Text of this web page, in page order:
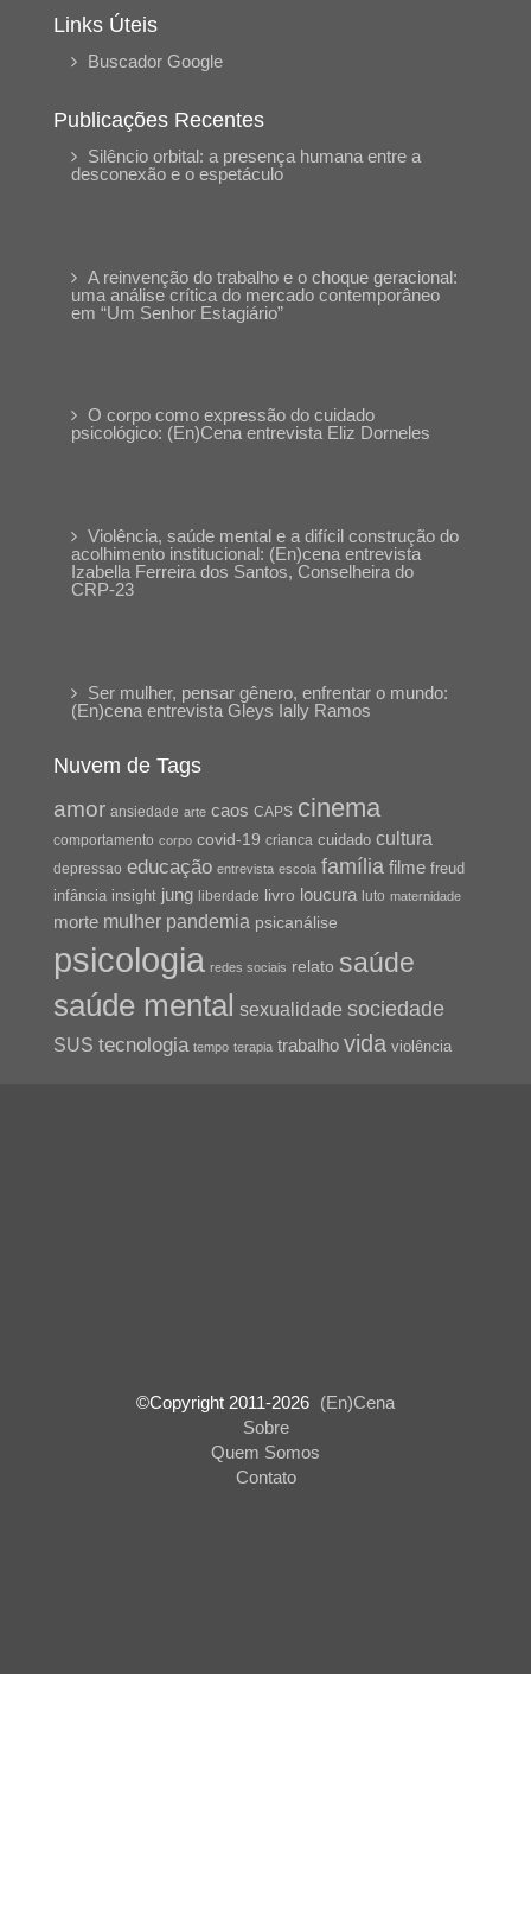
Links Úteis
Buscador Google
Publicações Recentes
Silêncio orbital: a presença humana entre a
desconexão e o espetáculo
A reinvenção do trabalho e o choque geracional:
uma análise crítica do mercado contemporâneo
em “Um Senhor Estagiário”
O corpo como expressão do cuidado
psicológico: (En)Cena entrevista Eliz Dorneles
Violência, saúde mental e a difícil construção do
acolhimento institucional: (En)cena entrevista
Izabella Ferreira dos Santos, Conselheira do
CRP-23
Ser mulher, pensar gênero, enfrentar o mundo:
(En)cena entrevista Gleys Ially Ramos
Nuvem de Tags
amor ansiedade arte caos CAPS cinema
comportamento corpo covid-19 crianca cuidado cultura
depressao educação entrevista escola família filme freud
infância insight jung liberdade livro loucura luto maternidade
morte mulher pandemia psicanálise
psicologia redes sociais relato saúde
saúde mental sexualidade sociedade
SUS tecnologia tempo terapia trabalho vida violência
©Copyright 2011-2026 (En)Cena
Sobre
Quem Somos
Contato